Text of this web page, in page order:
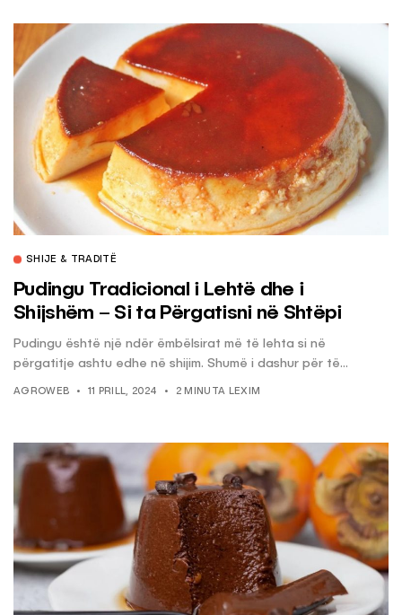
SHIJE & TRADITË
Pudingu Tradicional i Lehtë dhe i
Shijshëm – Si ta Përgatisni në Shtëpi
Pudingu është një ndër ëmbëlsirat më të lehta si në
përgatitje ashtu edhe në shijim. Shumë i dashur për të...
AGROWEB 11 PRILL, 2024 2 MINUTA LEXIM